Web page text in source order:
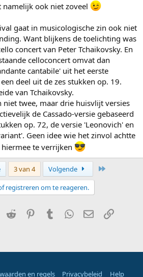
namelijk ook niet zoveel
gaat in musicologische zin ook niet
Want blijkens de toelichting was
concert van Peter Tchaikovsky. En
celloconcert omvat dan
cantabile' uit het eerste
deel uit de zes stukken op. 19.
van Tchaikovsky.
niet twee, maar drie huisvlijt versies
de Cassado-versie gebaseerd
op. 72, de versie 'Leonovich' en
Geen idee wie het zinvol achtte
te verrijken
3 van 4 Volgende
registreren om te reageren.
Reddit PinterestTumblr WhatsApp
E-mailLink
en regels Privacybeleid Help